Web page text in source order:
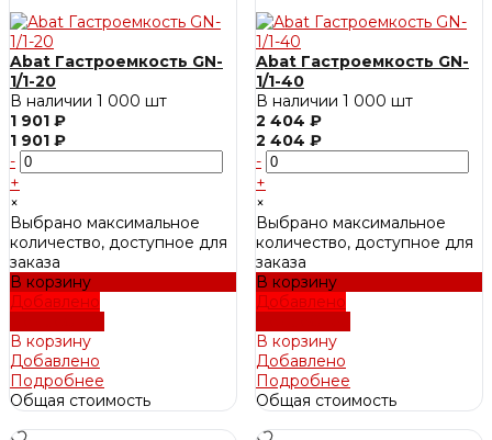
Abat Гастроемкость GN-
1/1-20
В наличии 1 000 шт
1 901 ₽
1 901 ₽
-
+
×
Выбрано максимальное
количество, доступное для
заказа
В корзину
Добавлено
В корзину
Добавлено
Подробнее
Общая стоимость
Abat Гастроемкость GN-
1/1-40
В наличии 1 000 шт
2 404 ₽
2 404 ₽
-
+
×
Выбрано максимальное
количество, доступное для
заказа
В корзину
Добавлено
В корзину
Добавлено
Подробнее
Общая стоимость